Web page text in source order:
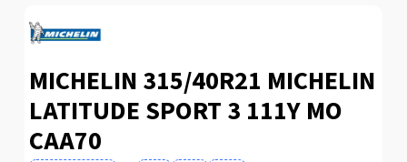
MICHELIN 315/40R21 MICHELIN
LATITUDE SPORT 3 111Y MO
CAA70